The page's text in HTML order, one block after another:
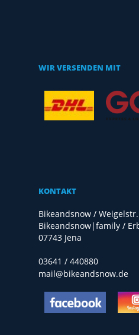
WIR VERSENDEN MIT
KONTAKT
Bikeandsnow /
Bikeandsnow|family /
07743 Jena
03641 / 440880
mail@bikeandsnow.de